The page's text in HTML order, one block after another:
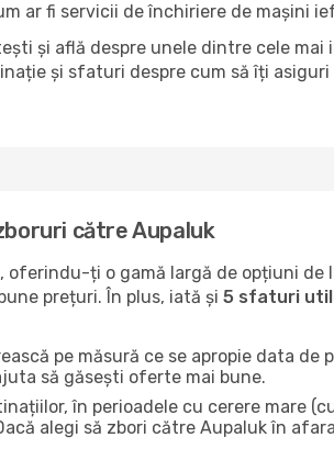
ar fi servicii de închiriere de mașini
și află despre unele dintre cele
și sfaturi despre cum să îți
către Aupaluk
oferindu-ți o gamă largă de opțiuni
prețuri. În plus, iată și 5 sfaturi
pe măsură ce se apropie data de
să găsești oferte mai bune.
în perioadele cu cerere mare
alegi să zbori către Aupaluk în